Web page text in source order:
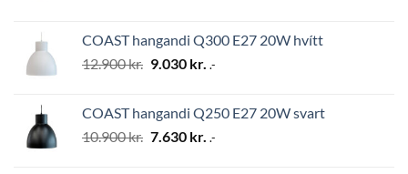
24.500 kr..17.150 kr..
COAST hangandi Q300 E27 20W hvítt
12.900kr. Original
12.900 kr..
9.030 kr. Current
9.030 kr..
.-
COAST hangandi Q250 E27 20W svart
10.900kr. Original
7.630 kr. Current
.-